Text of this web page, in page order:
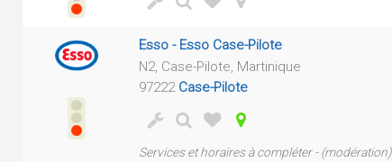
Esso - Esso Case-Pilote
N2, Case-Pilote, Martinique
97222 Case-Pilote
Services et horaires à compléter - (modération)